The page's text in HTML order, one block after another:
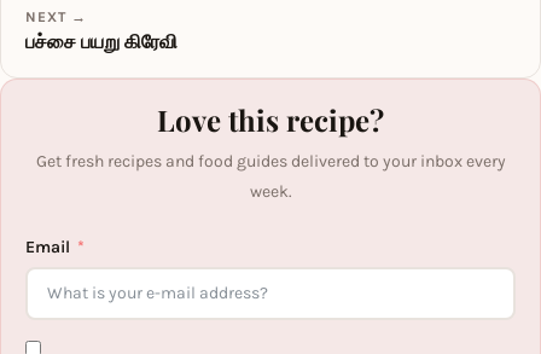
NEXT →
பச்சை பயறு கிரேவி
Love this recipe?
Get fresh recipes and food guides delivered to your inbox every
week.
Email